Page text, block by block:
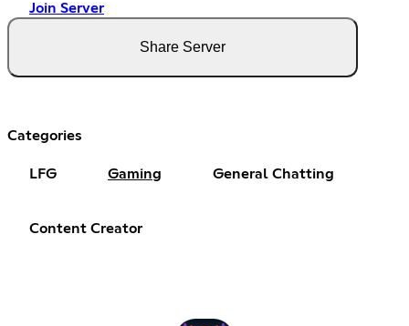
Join Server
Share Server
Categories
LFG Gaming General Chatting
Content Creator